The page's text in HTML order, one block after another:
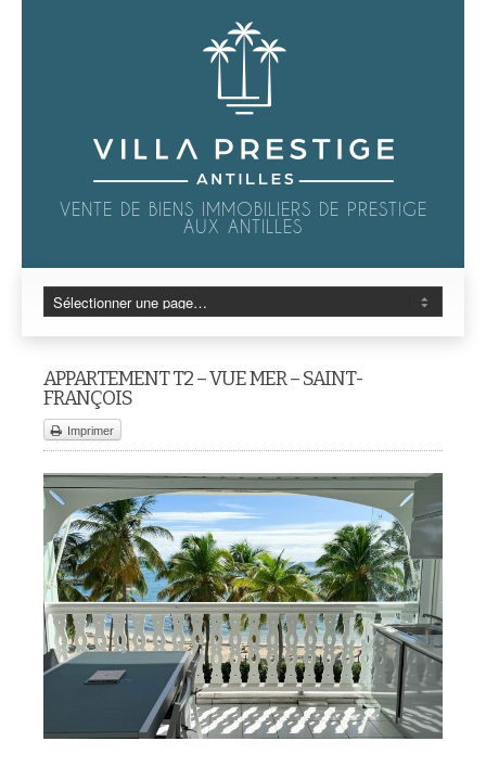
VENTE DE BIENS IMMOBILIERS DE PRESTIGE
AUX ANTILLES
APPARTEMENT T2 – VUE MER – SAINT-
FRANÇOIS
Imprimer